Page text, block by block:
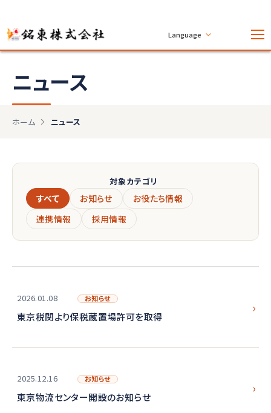
Language
ニュース
ホーム ニュース
対象カテゴリ
すべて お知らせ
お役たち情報
連携情報
採用情報
2026.01.08 お知らせ
東京税関より保税蔵置場許可を取得
2025.12.16 お知らせ
東京物流センター開設のお知らせ